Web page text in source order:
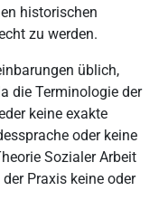
historischen
zu werden.
üblich,
die Terminologie der
keine exakte
oder keine
Sozialer Arbeit
Praxis keine oder